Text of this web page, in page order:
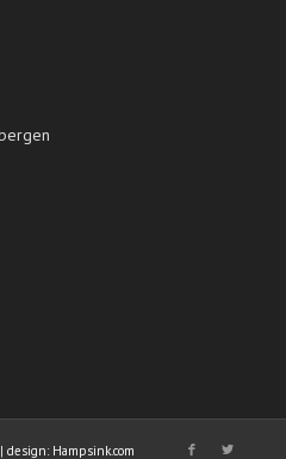
design: Hampsink.com